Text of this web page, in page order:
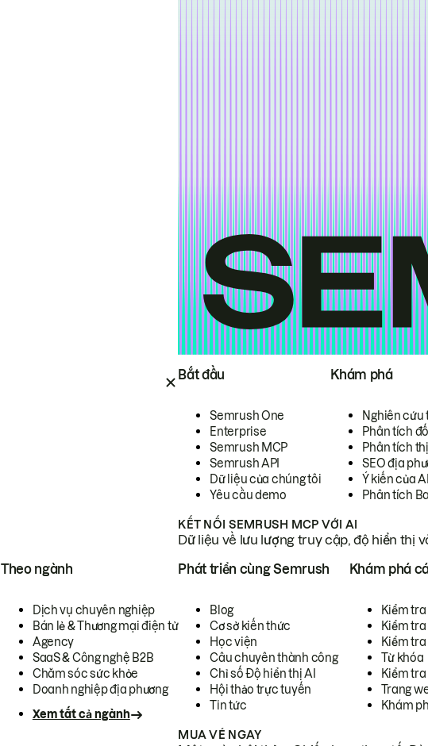
Bắt đầu
Semrush One
Enterprise
Semrush MCP
Semrush API
Dữ liệu của chúng tôi
Yêu cầu demo
Khám phá
Nghiên cứu
Phân tích
Phân tích
SEO địa
Ý kiến của
Phân tích
KẾT NỐI SEMRUSH MCP VỚI AI
Dữ liệu về lưu lượng truy cập, độ hiển thị
Theo ngành
Dịch vụ chuyên nghiệp
Bán lẻ & Thương mại điện tử
Agency
SaaS & Công nghệ B2B
Chăm sóc sức khỏe
Doanh nghiệp địa phương
Xem tất cả ngành
Phát triển cùng Semrush
Blog
Cơ sở kiến thức
Học viện
Câu chuyên thành công
Chỉ số Độ hiển thị AI
Hội thảo trực tuyến
Tin tức
Khám phá
Kiểm
Kiểm tra
Kiểm
Từ khóa
Kiểm
Trang
Khám
MUA VÉ NGAY